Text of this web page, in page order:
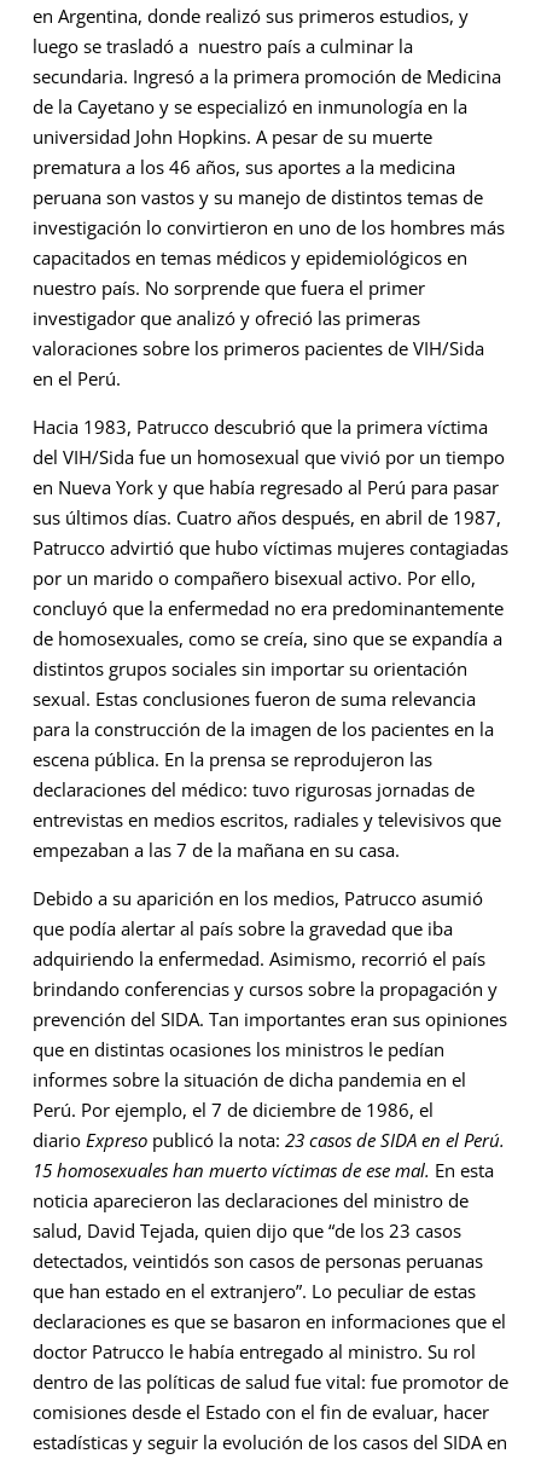
en Argentina, donde realizó sus primeros estudios, y
luego se trasladó a nuestro país a culminar la
secundaria. Ingresó a la primera promoción de Medicina
de la Cayetano y se especializó en inmunología en la
universidad John Hopkins. A pesar de su muerte
prematura a los 46 años, sus aportes a la medicina
peruana son vastos y su manejo de distintos temas de
investigación lo convirtieron en uno de los hombres más
capacitados en temas médicos y epidemiológicos en
nuestro país. No sorprende que fuera el primer
investigador que analizó y ofreció las primeras
valoraciones sobre los primeros pacientes de VIH/Sida
en el Perú.
Hacia 1983, Patrucco descubrió que la primera víctima
del VIH/Sida fue un homosexual que vivió por un tiempo
en Nueva York y que había regresado al Perú para pasar
sus últimos días. Cuatro años después, en abril de 1987,
Patrucco advirtió que hubo víctimas mujeres contagiadas
por un marido o compañero bisexual activo. Por ello,
concluyó que la enfermedad no era predominantemente
de homosexuales, como se creía, sino que se expandía a
distintos grupos sociales sin importar su orientación
sexual. Estas conclusiones fueron de suma relevancia
para la construcción de la imagen de los pacientes en la
escena pública. En la prensa se reprodujeron las
declaraciones del médico: tuvo rigurosas jornadas de
entrevistas en medios escritos, radiales y televisivos que
empezaban a las 7 de la mañana en su casa.
Debido a su aparición en los medios, Patrucco asumió
que podía alertar al país sobre la gravedad que iba
adquiriendo la enfermedad. Asimismo, recorrió el país
brindando conferencias y cursos sobre la propagación y
prevención del SIDA. Tan importantes eran sus opiniones
que en distintas ocasiones los ministros le pedían
informes sobre la situación de dicha pandemia en el
Perú. Por ejemplo, el 7 de diciembre de 1986, el
diario Expreso publicó la nota: 23 casos de SIDA en el Perú.
15 homosexuales han muerto víctimas de ese mal. En esta
noticia aparecieron las declaraciones del ministro de
salud, David Tejada, quien dijo que “de los 23 casos
detectados, veintidós son casos de personas peruanas
que han estado en el extranjero”. Lo peculiar de estas
declaraciones es que se basaron en informaciones que el
doctor Patrucco le había entregado al ministro. Su rol
dentro de las políticas de salud fue vital: fue promotor de
comisiones desde el Estado con el fin de evaluar, hacer
estadísticas y seguir la evolución de los casos del SIDA en